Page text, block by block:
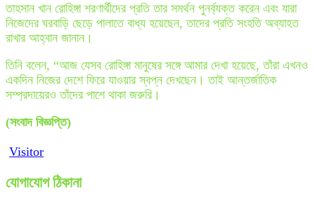
তাহসান খান রোহিঙ্গা শরণার্থীদের প্রতি তার সমর্থন পুনর্ব্যক্ত করেন এবং যারা
নিজেদের ঘরবাড়ি ছেড়ে পালাতে বাধ্য হয়েছেন, তাদের প্রতি সংহতি অব্যাহত
রাখার আহ্বান জানান।
তিনি বলেন, “আজ যেসব রোহিঙ্গা মানুষের সঙ্গে আমার দেখা হয়েছে, তাঁরা এখনও
একদিন নিজের দেশে ফিরে যাওয়ার স্বপ্ন দেখছেন। তাই আন্তর্জাতিক
সম্প্রদায়েরও তাঁদের পাশে থাকা জরুরি।
(সংবাদ বিজ্ঞপ্তি)
Visitor
যোগাযোগ ঠিকানা